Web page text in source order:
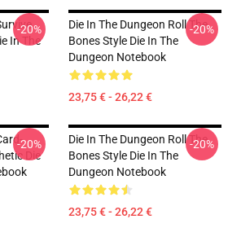
In The
-20%
Die In The Dungeon Roll The
Bones Style Die In The
Dungeon Notebook
23,75 € - 26,22 €
-20%
Die
-20%
Die In The Dungeon Roll The
Bones Style Die In The
Dungeon Notebook
23,75 € - 26,22 €
-20%